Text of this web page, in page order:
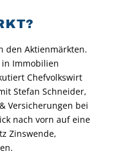
den Aktienmärkten.
Immobilien
Chefvolkswirt
Stefan Schneider,
Versicherungen bei
nach vorn auf eine
Zinswende,